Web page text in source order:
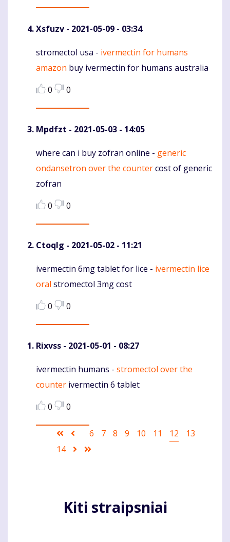
Xsfuzv - 2021-05-09 - 03:34
Komentaras
stromectol usa - ivermectin for humans
amazon buy ivermectin for humans australia
0
0
Mpdfzt - 2021-05-03 - 14:05
Komentaras
where can i buy zofran online - generic
ondansetron over the countercost of generic
zofran
0
0
Ctoqlg - 2021-05-02 - 11:21
Komentaras
ivermectin 6mg tablet for lice - ivermectin lice
oral stromectol 3mg cost
0
0
Rixvss - 2021-05-01 - 08:27
Komentaras
ivermectin humans - stromectol over the
counter ivermectin 6 tablet
0
0
Pagination
First
page
Ankstesnis
puslapis
Puslapis
6 Puslapis
7 Puslapis
8 Puslapis
9 Puslapis
10 Puslapis
11
Current
12 Puslapis
13
Puslapis
14
Sekantis
Kiti straipsniai